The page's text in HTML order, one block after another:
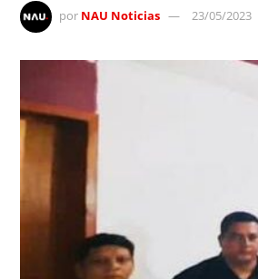
por NAU Noticias 23/05/2023